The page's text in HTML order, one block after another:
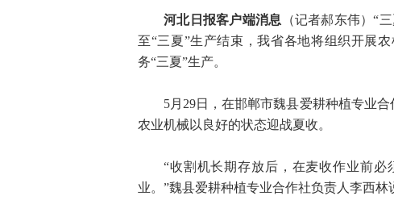
河北日报客户端消息 （记者郝东伟）“
至“三夏”生产结束，我省各地将组织开展
务“三夏”生产。
5月29日，在邯郸市魏县爱耕种植专业
农业机械以良好的状态迎战夏收。
“收割机长期存放后，在麦收作业前
业。”魏县爱耕种植专业合作社负责人李西林